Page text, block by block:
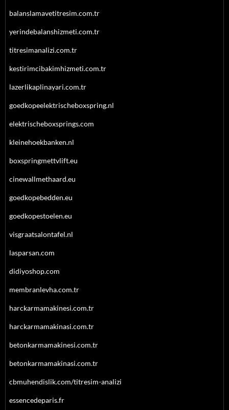
balanslamavetitresim.com.tr
yerindebalanshizmeti.com.tr
titresimanalizi.com.tr
kestirimcibakimhizmeti.com.tr
lazerlikaplinayari.com.tr
goedkopeelektrischeboxspring.nl
elektrischeboxsprings.com
kleinehoekbanken.nl
boxspringmettvlift.eu
cinewallmethaard.eu
goedkopebedden.eu
goedkopestoelen.eu
visgraatsalontafel.nl
lasparsan.com
didiyoshop.com
membranlevha.com.tr
harckarmamakinesi.com.tr
harckarmamakinasi.com.tr
betonkarmamakinesi.com.tr
betonkarmamakinasi.com.tr
cbmuhendislik.com/titresim-analizi
essencedeparis.fr